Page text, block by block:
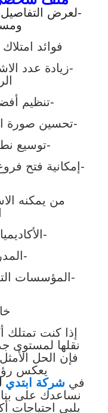
-لعرض
فوائد
-زيادة عدد
-تنظيم
-تحسين صورة
-توسيع
-إمكانية فتح
من يمكنه
-
-
-المؤسسات
إذا كنت تمتلك
نقلها لمستوى
فإن الحل
يعكس
في شركة ابتدي
نساعدك على
يلبي احتياجات